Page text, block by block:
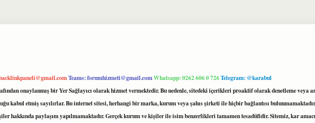
Teams:forumhizmeti@gmail.comWhatsapp: 0262 606 0 726Telegram: @karabul
onaylanmış bir Yer Sağlayıcı olarak hizmet vermektedir. Bu nedenle, sitedeki içerikleri proaktif olarak denetleme veya
etmiş sayılırlar. Bu internet sitesi, herhangi bir marka, kurum veya şahıs şirketi ile hiçbir bağlantısı bulunmamaktadır.
hakkında paylaşım yapılmamaktadır. Gerçek kurum ve kişiler ile isim benzerlikleri tamamen tesadüfidir. Sitemiz, kar